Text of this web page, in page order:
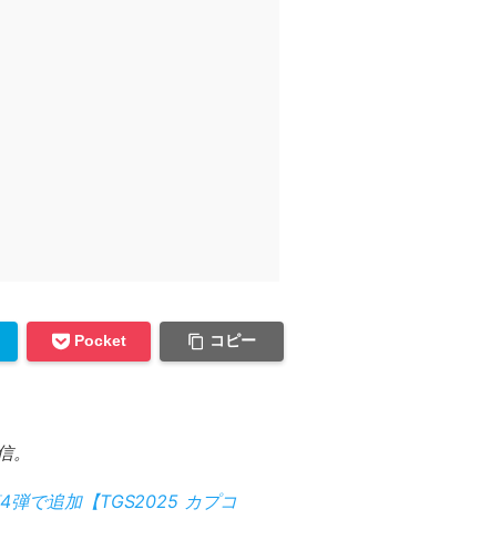
Pocket コピー
弾で追加【TGS2025 カプコ